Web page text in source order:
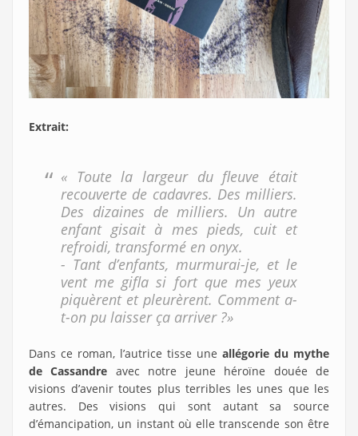
Extrait:
« Toute la largeur du fleuve était
recouverte de cadavres. Des milliers.
Des dizaines de milliers. Un autre
enfant gisait à mes pieds, cuit et
refroidi, transformé en onyx.
- Tant d’enfants, murmurai-je, et le
vent me gifla si fort que mes yeux
piquèrent et pleurèrent. Comment a-
t-on pu laisser ça arriver ?»
Dans ce roman, l’autrice tisse une allégorie du mythe
de Cassandre avec notre jeune héroïne douée de
visions d’avenir toutes plus terribles les unes que les
autres. Des visions qui sont autant sa source
d’émancipation, un instant où elle transcende son être